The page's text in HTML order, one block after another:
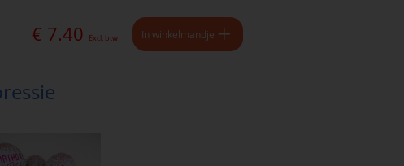
€ 7.40 Excl. btw In winkelmandje